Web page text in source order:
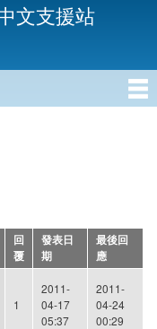
文支援站
回
覆
發表日
期
最後回
應
1
2011-
04-17
05:37
2011-
04-24
00:29